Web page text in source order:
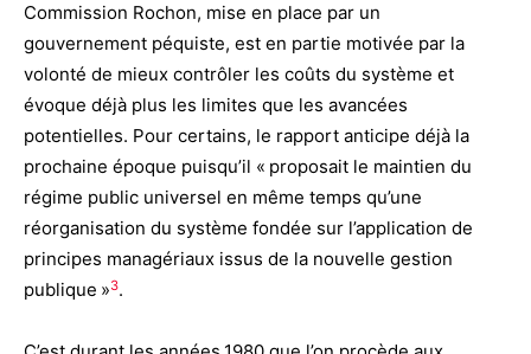
Commission Rochon, mise en place par un
gouvernement péquiste, est en partie motivée par la
volonté de mieux contrôler les coûts du système et
évoque déjà plus les limites que les avancées
potentielles. Pour certains, le rapport anticipe déjà la
prochaine époque puisqu’il « proposait le maintien du
régime public universel en même temps qu’une
réorganisation du système fondée sur l’application de
principes managériaux issus de la nouvelle gestion
publique »3.